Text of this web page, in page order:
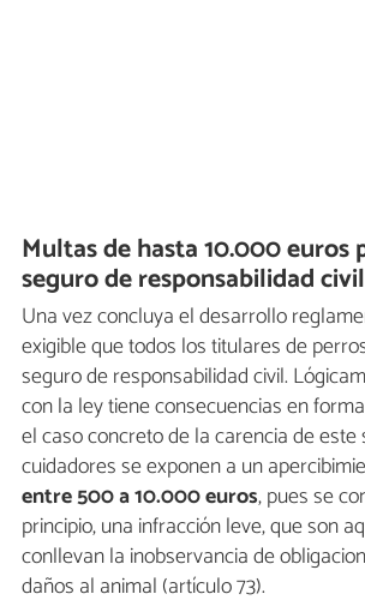
Multas de hasta 10.000 euros
seguro de responsabilidad
Una vez concluya el desarrollo
exigible que todos los titulares de
seguro de responsabilidad civil.
con la ley tiene consecuencias en
el caso concreto de la carencia de este
cuidadores se exponen a un
entre 500 a 10.000 euros, pues se
principio, una infracción leve, que son
conllevan la inobservancia de
daños al animal (artículo 73).